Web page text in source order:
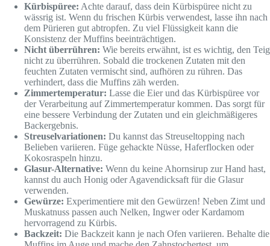
Kürbispüree: Achte darauf, dass dein Kürbispüree nicht zu
wässrig ist. Wenn du frischen Kürbis verwendest, lasse ihn nach
dem Pürieren gut abtropfen. Zu viel Flüssigkeit kann die
Konsistenz der Muffins beeinträchtigen.
Nicht überrühren: Wie bereits erwähnt, ist es wichtig, den Teig
nicht zu überrühren. Sobald die trockenen Zutaten mit den
feuchten Zutaten vermischt sind, aufhören zu rühren. Das
verhindert, dass die Muffins zäh werden.
Zimmertemperatur: Lasse die Eier und das Kürbispüree vor
der Verarbeitung auf Zimmertemperatur kommen. Das sorgt für
eine bessere Verbindung der Zutaten und ein gleichmäßigeres
Backergebnis.
Streuselvariationen: Du kannst das Streuseltopping nach
Belieben variieren. Füge gehackte Nüsse, Haferflocken oder
Kokosraspeln hinzu.
Glasur-Alternative: Wenn du keine Ahornsirup zur Hand hast,
kannst du auch Honig oder Agavendicksaft für die Glasur
verwenden.
Gewürze: Experimentiere mit den Gewürzen! Neben Zimt und
Muskatnuss passen auch Nelken, Ingwer oder Kardamom
hervorragend zu Kürbis.
Backzeit: Die Backzeit kann je nach Ofen variieren. Behalte die